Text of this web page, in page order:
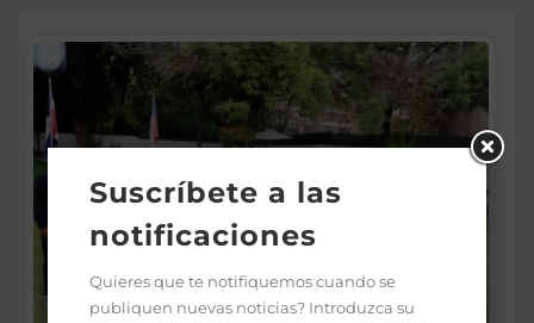
Suscríbete a las
notificaciones
Quieres que te notifiquemos cuando se
publiquen nuevas noticias? Introduzca su